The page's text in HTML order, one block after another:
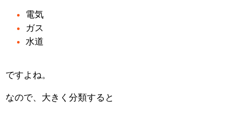
電気
ガス
水道
ですよね。
なので、大きく分類すると